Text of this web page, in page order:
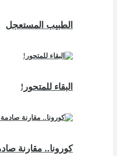
الطبيب المستعجل
البقاء للمتحور!
كورونا.. مقارنة